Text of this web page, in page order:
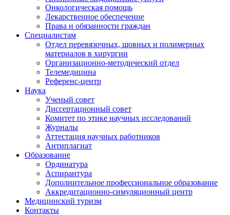
Онкологическая помощь
Лекарственное обеспечение
Права и обязанности граждан
Специалистам
Отдел перевязочных, шовных и полимерных
материалов в хирургии
Организационно-методический отдел
Телемедицина
Референс-центр
Наука
Ученый совет
Диссертационный совет
Комитет по этике научных исследований
Журналы
Аттестация научных работников
Антиплагиат
Образование
Ординатура
Аспирантура
Дополнительное профессиональное образование
Аккредитационно-симуляционный центр
Медицинский туризм
Контакты